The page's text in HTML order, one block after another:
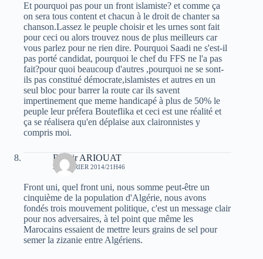
Et pourquoi pas pour un front islamiste? et comme ça
on sera tous content et chacun à le droit de chanter sa
chanson.Lassez le peuple choisir et les urnes sont fait
pour ceci ou alors trouvez nous de plus meilleurs car
vous parlez pour ne rien dire. Pourquoi Saadi ne s'est-il
pas porté candidat, pourquoi le chef du FFS ne l'a pas
fait?pour quoi beaucoup d'autres ,pourquoi ne se sont-
ils pas constitué démocrate,islamistes et autres en un
seul bloc pour barrer la route car ils savent
impertinement que meme handicapé à plus de 50% le
peuple leur préfera Bouteflika et ceci est une réalité et
ça se réalisera qu'en déplaise aux claironnistes y
compris moi.
Bachir ARIOUAT
27 FÉVRIER 2014/21H46
Front uni, quel front uni, nous somme peut-être un
cinquième de la population d'Algérie, nous avons
fondés trois mouvement politique, c'est un message clair
pour nos adversaires, à tel point que même les
Marocains essaient de mettre leurs grains de sel pour
semer la zizanie entre Algériens.